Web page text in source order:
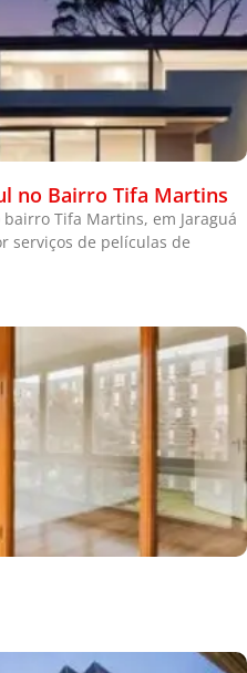
no Bairro Tifa Martins
Tifa Martins, em Jaraguá
serviços de películas de